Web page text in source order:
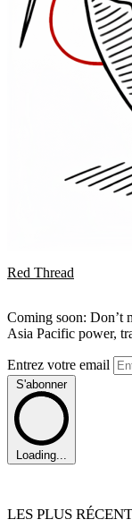
Red Thread
Coming soon: Don’t
Asia Pacific power,
Entrez votre email
S'abonner
Loading...
LES PLUS